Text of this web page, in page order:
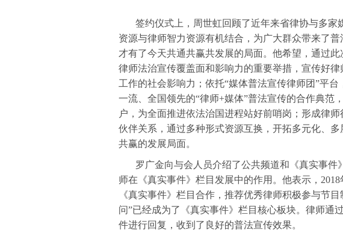
签约仪式上，周世虹回顾了近年来省律协与多家
资源与律师智力资源有机结合，为广大群众带来了普
才有了今天共通共赢共发展的局面。他希望，通过
律师法治宣传覆盖面和影响力的重要举措，宣传好
工作的社会影响力；依托“媒体普法宣传律师团”平
一流、全国领先的“律师+媒体”普法宣传的合作典范
户，为全面推进依法治国进程站好前哨岗；形成律
伙伴关系，通过多种形式资源互换，开拓多元化、
共赢的发展局面。
罗广金向与会人员介绍了公共频道和《真实事
师在《真实事件》栏目发展中的作用。他表示，
《真实事件》栏目合作，推荐优秀律师积极参与节
问”已经成为了《真实事件》栏目核心板块。律师通
件进行回复，收到了良好的普法宣传效果。